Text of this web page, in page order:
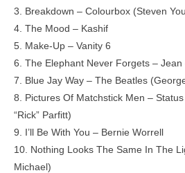
3. Breakdown – Colourbox (Steven
4. The Mood – Kashif
5. Make-Up – Vanity 6
6. The Elephant Never Forgets –
7. Blue Jay Way – The Beatles
8. Pictures Of Matchstick Men –
“Rick” Parfitt)
9. I’ll Be With You – Bernie Worrell
10. Nothing Looks The Same In The
Michael)